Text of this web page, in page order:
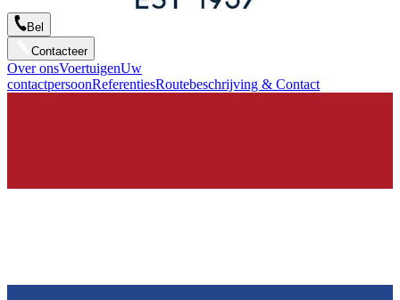
Bel
Contacteer
Over onsVoertuigenUw
contactpersoonReferentiesRoutebeschrijving & Contact